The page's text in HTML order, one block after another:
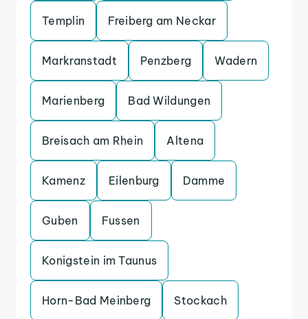
Templin Freiberg am Neckar
Markranstadt Penzberg Wadern
Marienberg Bad Wildungen
Breisach am Rhein Altena
Kamenz Eilenburg Damme
Guben Fussen
Konigstein im Taunus
Horn-Bad Meinberg Stockach